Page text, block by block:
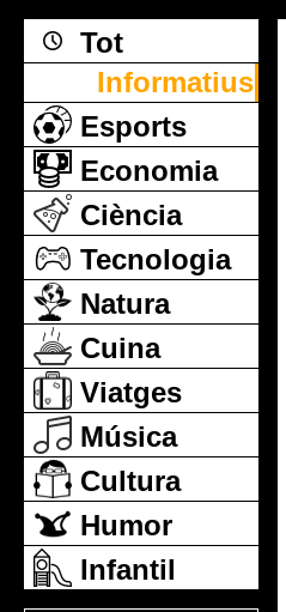
Tot
Informatius
Esports
Economia
Ciència
Tecnologia
Natura
Cuina
Viatges
Música
Cultura
Humor
Infantil